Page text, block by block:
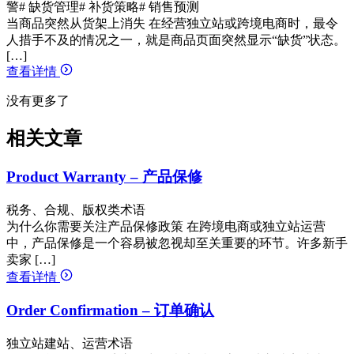
警# 缺货管理# 补货策略# 销售预测
当商品突然从货架上消失 在经营独立站或跨境电商时，最令
人措手不及的情况之一，就是商品页面突然显示“缺货”状态。
[…]
查看详情
没有更多了
相关文章
Product Warranty – 产品保修
税务、合规、版权类术语
为什么你需要关注产品保修政策 在跨境电商或独立站运营
中，产品保修是一个容易被忽视却至关重要的环节。许多新手
卖家 […]
查看详情
Order Confirmation – 订单确认
独立站建站、运营术语